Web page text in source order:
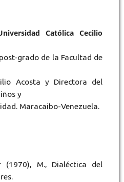
Católica Cecilio
grado de la Facultad de
Acosta y Directora del
y
Maracaibo-Venezuela.
(1970), M., Dialéctica del